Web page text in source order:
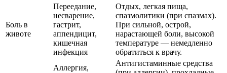
Боль в
животе
Переедание,
несварение,
гастрит,
аппендицит,
кишечная
инфекция
Отдых, легкая пища,
спазмолитики (при спазмах).
При сильной, острой,
нарастающей боли, высокой
температуре — немедленно
обратиться к врачу.
Аллергия,
Антигистаминные средства